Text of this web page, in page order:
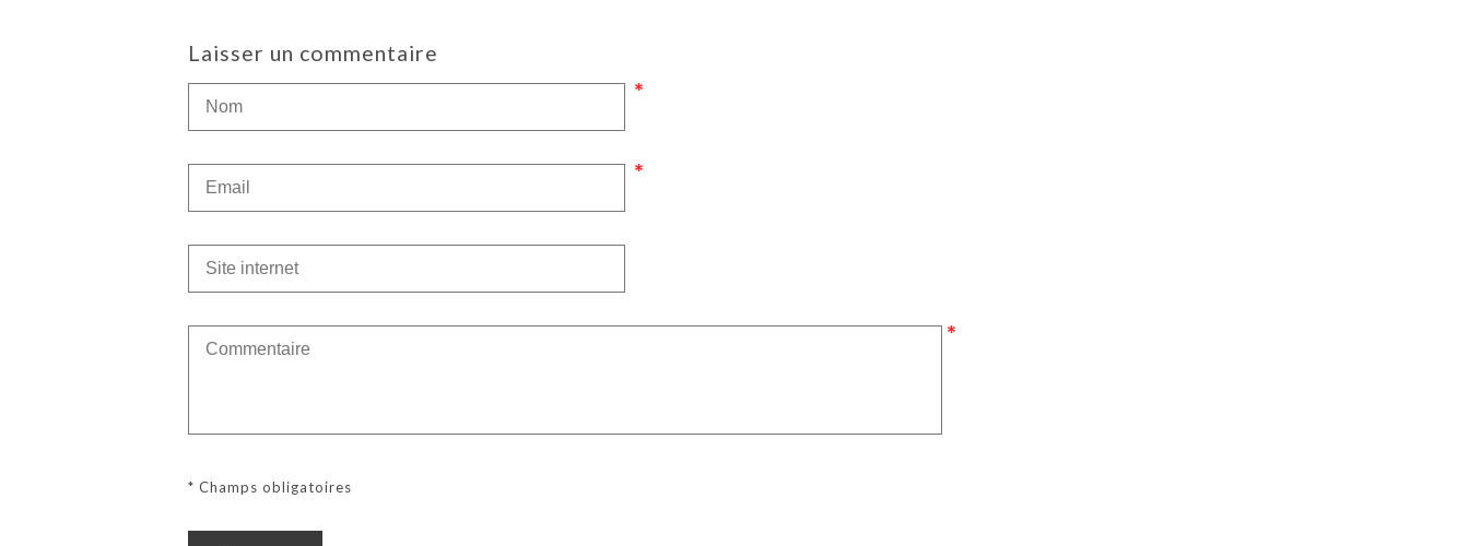
Laisser un commentaire
* Champs obligatoires